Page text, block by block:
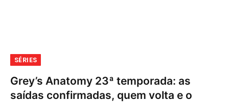
SÉRIES
Grey’s Anatomy 23ª temporada: as
saídas confirmadas, quem volta e o